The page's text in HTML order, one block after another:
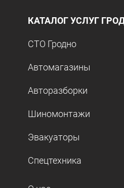
КАТАЛОГ УСЛУГ
СТО Гродно
Автомагазины
Авторазборки
Шиномонтажи
Эвакуаторы
Спецтехника